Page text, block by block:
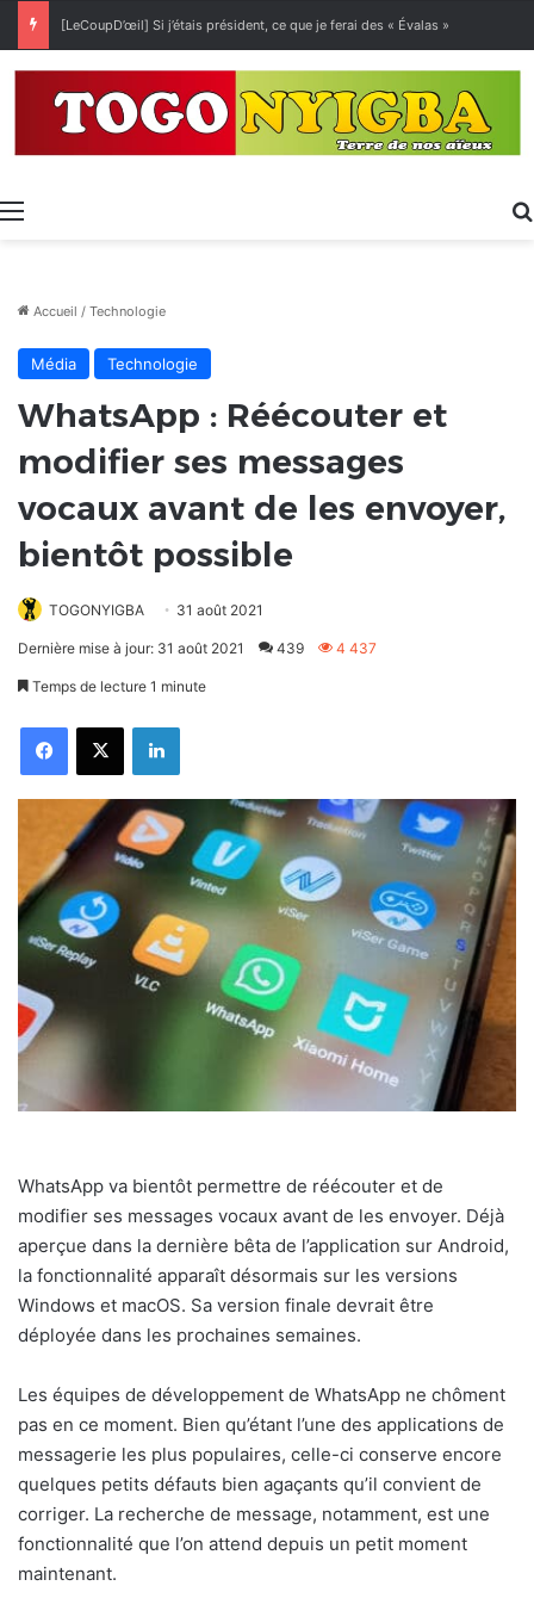
Menu
Accueil / Technologie
Média Technologie
WhatsApp : Réécouter et
modifier ses messages
vocaux avant de les envoyer,
bientôt possible
TOGONYIGBA 31 août 2021
Dernière mise à jour: 31 août 2021 439 4 437
Temps de lecture 1 minute
FacebookX Linkedin
WhatsApp va bientôt permettre de réécouter et de
modifier ses messages vocaux avant de les envoyer. Déjà
aperçue dans la dernière bêta de l’application sur Android,
la fonctionnalité apparaît désormais sur les versions
Windows et macOS. Sa version finale devrait être
déployée dans les prochaines semaines.
Les équipes de développement de WhatsApp ne chôment
pas en ce moment. Bien qu’étant l’une des applications de
messagerie les plus populaires, celle-ci conserve encore
quelques petits défauts bien agaçants qu’il convient de
corriger. La recherche de message, notamment, est une
fonctionnalité que l’on attend depuis un petit moment
maintenant.